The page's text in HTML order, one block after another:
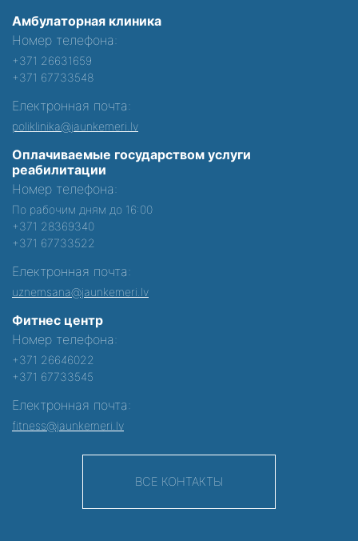
Амбулаторная клиника
Номер телефона:
+371 26631659
+371 67733548
Електронная почта:
poliklinika@jaunkemeri.lv
Оплачиваемые государством услуги
реабилитации
Номер телефона:
По рабочим дням до 16:00
+371 28369340
+371 67733522
Електронная почта:
uznemsana@jaunkemeri.lv
Фитнес центр
Номер телефона:
+371 26646022
+371 67733545
Електронная почта:
fitness@jaunkemeri.lv
ВСЕ КОНТАКТЫ